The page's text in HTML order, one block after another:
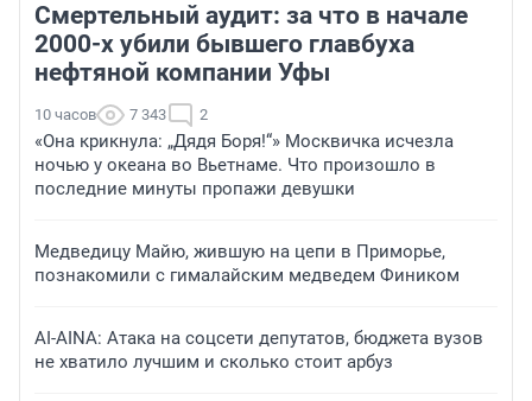
Смертельный аудит: за что в начале
2000-х убили бывшего главбуха
нефтяной компании Уфы
10 часов 7 343 2
«Она крикнула: „Дядя Боря!“» Москвичка исчезла
ночью у океана во Вьетнаме. Что произошло в
последние минуты пропажи девушки
Медведицу Майю, жившую на цепи в Приморье,
познакомили с гималайским медведем Фиником
AI-AINA: Атака на соцсети депутатов, бюджета вузов
не хватило лучшим и сколько стоит арбуз